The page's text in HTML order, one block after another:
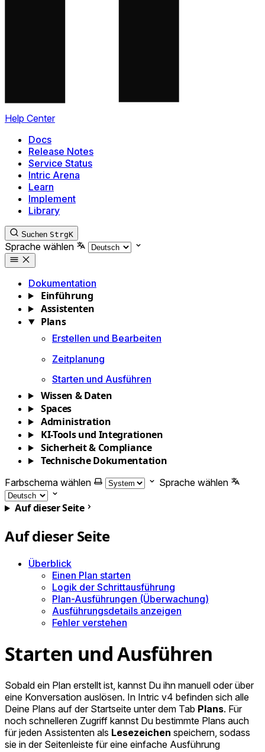
Help Center
Docs
Release Notes
Service Status
Intric Arena
Learn
Implement
Library
Suchen StrgK
Sprache wählen
Dokumentation
Einführung
Assistenten
Plans
Erstellen und Bearbeiten
Zeitplanung
Starten und Ausführen
Wissen & Daten
Spaces
Administration
KI-Tools und Integrationen
Sicherheit & Compliance
Technische Dokumentation
Farbschema wählen Sprache wählen
Auf dieser Seite
Auf dieser Seite
Überblick
Einen Plan starten
Logik der Schrittausführung
Plan-Ausführungen (Überwachung)
Ausführungsdetails anzeigen
Fehler verstehen
Starten und Ausführen
Sobald ein Plan erstellt ist, kannst Du ihn manuell oder über
eine Konversation auslösen. In Intric v4 befinden sich alle
Deine Plans auf der Startseite unter dem Tab Plans. Für
noch schnelleren Zugriff kannst Du bestimmte Plans auch
für jeden Assistenten als Lesezeichen speichern, sodass
sie in der Seitenleiste für eine einfache Ausführung